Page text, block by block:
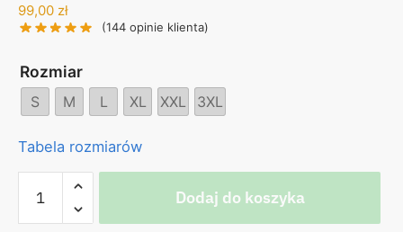
99,00 zł
(144 opinie klienta)
Rozmiar
S M L XL XXL 3XL
Tabela rozmiarów
Koszulka
Biało
Dodaj do koszyka